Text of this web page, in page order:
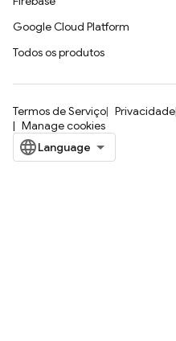
Google Cloud Platform
Todos os produtos
Termos de Serviço Privacidade
Manage cookies